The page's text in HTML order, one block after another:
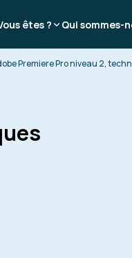
êtes ? Qui sommes-
Premiere Pro niveau 2,